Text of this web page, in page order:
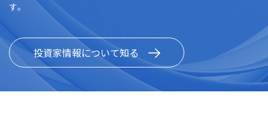
す。
投資家情報について知る